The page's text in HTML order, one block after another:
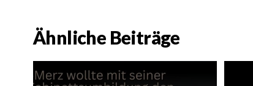
Ähnliche Beiträge